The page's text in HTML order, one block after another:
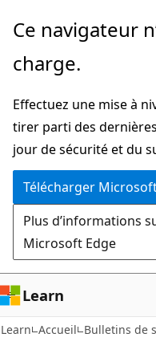
Passer
directement
au
principal
Ce navigateur
charge.
Effectuez une mise à
tirer parti des
jour de sécurité et du
Télécharger
Plus d’informations
Microsoft Edge
Learn
Learn Accueil Bulletins de